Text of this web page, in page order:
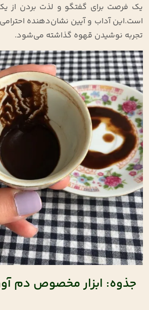
یک فرصت برای گفتگو و لذت بردن از
است.این آداب و آیین نشان‌دهنده
تجربه نوشیدن قهوه گذاشته می‌شود.
جذوه: ابزار مخصوص دم